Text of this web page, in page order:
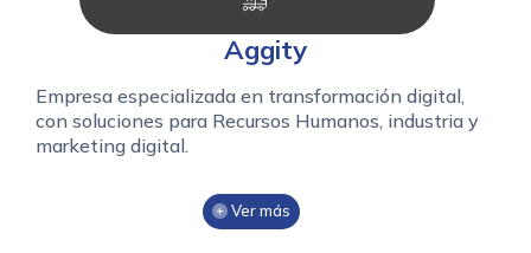
Aggity
Empresa especializada en transformación digital,
con soluciones para Recursos Humanos, industria y
marketing digital.
Ver más